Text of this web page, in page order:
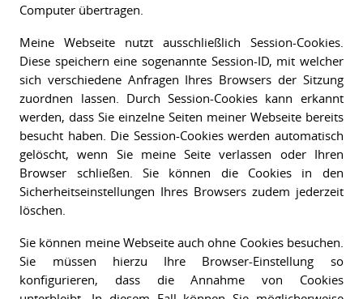
Computer übertragen.
Meine Webseite nutzt ausschließlich Session-Cookies.
Diese speichern eine sogenannte Session-ID, mit welcher
sich verschiedene Anfragen Ihres Browsers der Sitzung
zuordnen lassen. Durch Session-Cookies kann erkannt
werden, dass Sie einzelne Seiten meiner Webseite bereits
besucht haben. Die Session-Cookies werden automatisch
gelöscht, wenn Sie meine Seite verlassen oder Ihren
Browser schließen. Sie können die Cookies in den
Sicherheitseinstellungen Ihres Browsers zudem jederzeit
löschen.
Sie können meine Webseite auch ohne Cookies besuchen.
Sie müssen hierzu Ihre Browser-Einstellung so
konfigurieren, dass die Annahme von Cookies